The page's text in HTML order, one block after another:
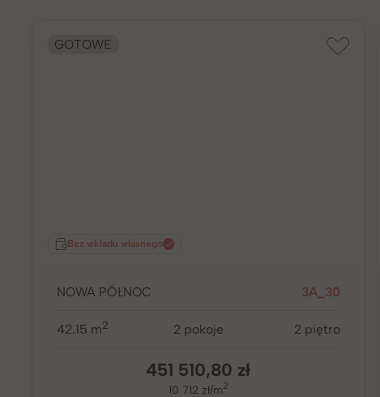
GOTOWE
Bez wkładu własnego
NOWA PÓŁNOC 3A_30
42.15 m2 2 pokoje 2 piętro
451 510,80 zł
10 712 zł/m2